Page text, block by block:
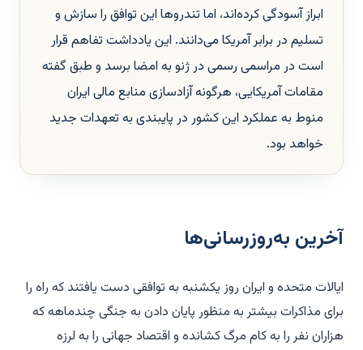
ابراز آسودگی کرده‌اند، اما تندروها این توافق را سازش و
تسلیم در برابر آمریکا می‌دانند. این یادداشت تفاهم قرار
است در مراسمی رسمی در ژنو به امضا برسد و طبق گفته
مقامات آمریکایی، هرگونه آزادسازی منابع مالی ایران
منوط به عملکرد این کشور در پایبندی به تعهدات جدید
خواهد بود.
آخرین به‌روزرسانی‌ها
ایالات متحده و ایران روز یکشنبه به توافقی دست یافتند که راه را
برای مذاکرات بیشتر به منظور پایان دادن به جنگی چندماهه که
هزاران نفر را به کام مرگ کشانده و اقتصاد جهانی را به لرزه